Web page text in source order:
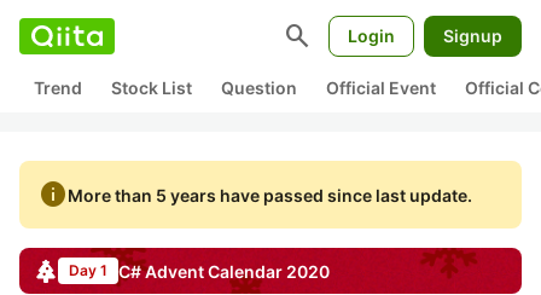
search Login Signup
Trend Stock List Question Official Event Official
infoMore than 5 years have passed since last update.
Day 1 C#Advent Calendar 2020